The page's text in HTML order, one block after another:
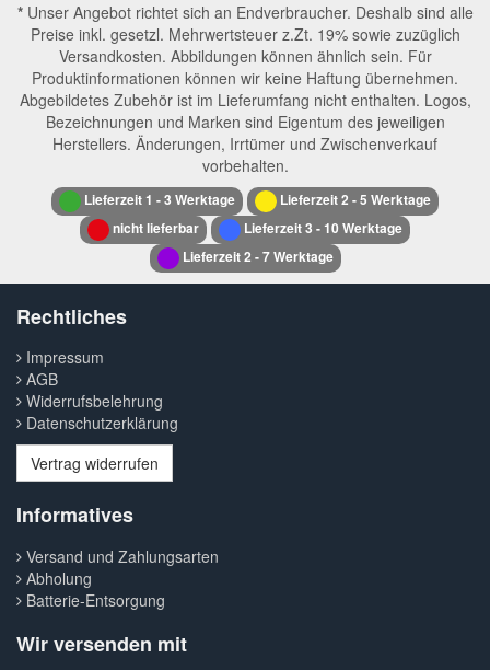
*Unser Angebot richtet sich an Endverbraucher. Deshalb sind alle
Preise inkl. gesetzl. Mehrwertsteuer z.Zt. 19% sowie zuzüglich
Versandkosten. Abbildungen können ähnlich sein. Für
Produktinformationen können wir keine Haftung übernehmen.
Abgebildetes Zubehör ist im Lieferumfang nicht enthalten. Logos,
Bezeichnungen und Marken sind Eigentum des jeweiligen
Herstellers. Änderungen, Irrtümer und Zwischenverkauf
vorbehalten.
Lieferzeit 1 - 3 Werktage
Lieferzeit 2 - 5 Werktage
nicht lieferbar
Lieferzeit 3 - 10 Werktage
Lieferzeit 2 - 7 Werktage
Rechtliches
Impressum
AGB
Widerrufsbelehrung
Datenschutzerklärung
Vertrag widerrufen
Informatives
Versand und Zahlungsarten
Abholung
Batterie-Entsorgung
Wir versenden mit